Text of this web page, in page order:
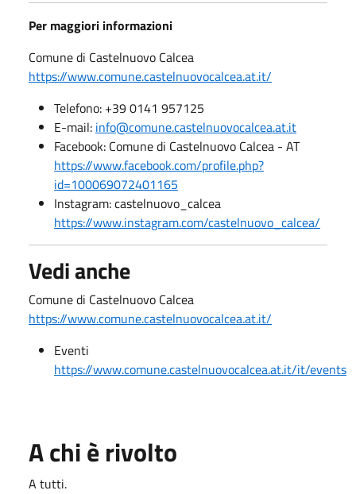
Per maggiori informazioni
Comune di Castelnuovo Calcea
https://www.comune.castelnuovocalcea.at.it/
Telefono: +39 0141 957125
E-mail: info@comune.castelnuovocalcea.at.it
Facebook: Comune di Castelnuovo Calcea - AT
https://www.facebook.com/profile.php?
id=100069072401165
Instagram: castelnuovo_calcea
https://www.instagram.com/castelnuovo_calcea/
Vedi anche
Comune di Castelnuovo Calcea
https://www.comune.castelnuovocalcea.at.it/
Eventi
https://www.comune.castelnuovocalcea.at.it/it/events
A chi è rivolto
A tutti.